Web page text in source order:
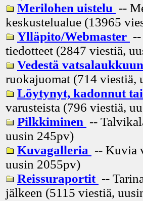
Merilohen uistelu --
keskustelualue (13965
Ylläpito/Webmaster
tiedotteet (2847 viestiä,
Vedestä vatsalaukkuun
ruokajuomat (714 viestiä,
Löytynyt, kadonnut
varusteista (796 viestiä,
Pilkkiminen --
uusin 245pv)
Kuvagalleria -- Kuvia
uusin 2055pv)
Reissuraportit --
jälkeen (5115 viestiä,